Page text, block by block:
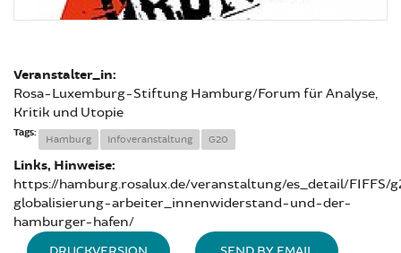
Veranstalter_in:
Rosa-Luxemburg-Stiftung Hamburg/Forum für Analyse,
Kritik und Utopie
Tags:
Hamburg Infoveranstaltung G20
Links, Hinweise:
https://hamburg.rosalux.de/veranstaltung/es_detail/FIFFS/
globalisierung-arbeiter_innenwiderstand-und-der-
hamburger-hafen/